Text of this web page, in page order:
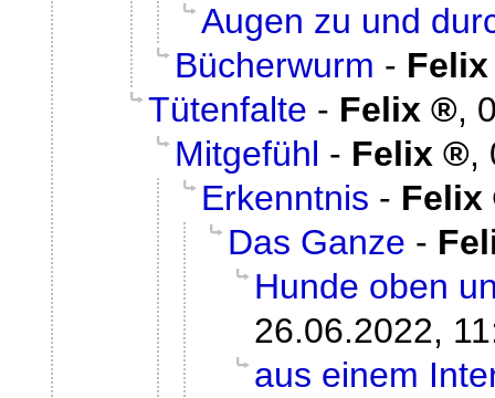
Augen zu und
Bücherwurm - Felix
Tütenfalte - Felix ,
Mitgefühl - Felix ,
Erkenntnis - Felix
Das Ganze -
Hunde oben
26.06.2022,
aus einem